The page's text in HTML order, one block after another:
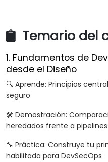
Temario del
1. Fundamentos de
desde el Diseño
🔍 Aprende: Principios
seguro
🛠️ Demostración:
heredados frente a
🔧 Práctica: Construye tu
habilitada para DevSecOps